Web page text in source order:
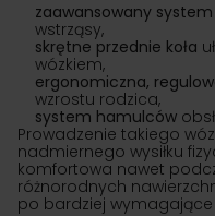
zaawansowany
wstrząsy,
skrętne przednie koła
wózkiem,
ergonomiczna,
wzrostu rodzica,
system hamulców
Prowadzenie takiego
nadmiernego wysiłku
komfortowa nawet
różnorodnych
po bardziej